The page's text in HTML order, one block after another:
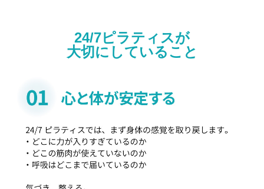
24/7ピラティスが
大切にしていること